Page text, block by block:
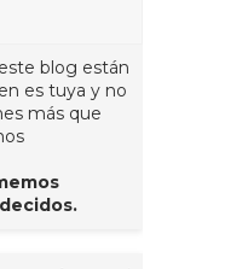
blog están
es tuya y no
más que